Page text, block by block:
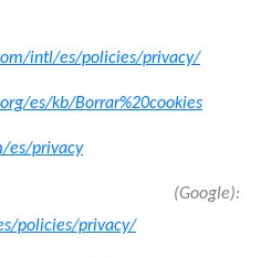
intl/es/policies/privacy/
es/kb/Borrar%20cookies
es/privacy
policies/privacy/